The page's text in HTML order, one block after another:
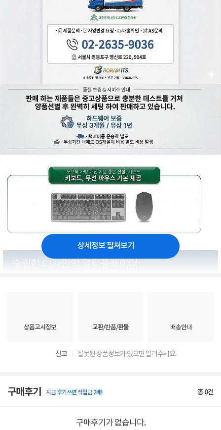
상세정보 펼쳐보기
상품고시정보 교환/반품/환불 배송안내
신고 잘못된 상품정보가 있으면 알려주세요.
구매후기 지금 후기쓰면 적립금 2배! 총0건
구매후기가 없습니다.